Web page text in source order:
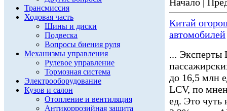
Трансмиссия
Ходовая часть
Шины и диски
Подвеска
Вопросы биения руля
Механизмы управления
Рулевое управление
Тормозная система
Электрооборудование
Кузов и салон
Отопление и вентиляция
Антикоррозийная защита
Китай
автомобилей
... Эксперты
до 16,5 млн
LCV, по
ед. Это чуть